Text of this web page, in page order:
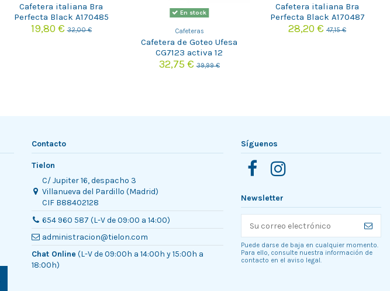
Cafetera italiana Bra
Perfecta Black A170485
19,80 €32,00 €
En stock
Cafeteras
Cafetera de Goteo Ufesa
CG7123 activa 12
32,75 €39,99 €
Cafetera italiana Bra
Perfecta Black A170487
28,20 € 47,15 €
Contacto
Tielon
C/ Jupiter 16, despacho 3
Villanueva del Pardillo (Madrid)
CIF B88402128
654 960 587 (L-V de 09:00 a 14:00)
administracion@tielon.com
Chat Online (L-V de 09:00h a 14:00h y 15:00h a
18:00h)
Síguenos
Newsletter
Puede darse de baja en cualquier momento.
Para ello, consulte nuestra información de
contacto en el aviso legal.